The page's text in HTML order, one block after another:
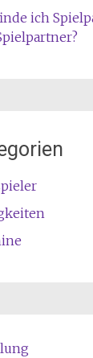
ich